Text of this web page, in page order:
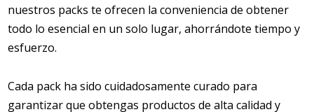
nuestros packs te ofrecen la conveniencia de obtener
todo lo esencial en un solo lugar, ahorrándote tiempo y
esfuerzo.
Cada pack ha sido cuidadosamente curado para
garantizar que obtengas productos de alta calidad y